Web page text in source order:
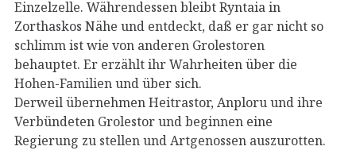
Einzelzelle. Währendessen bleibt Ryntaia in
Zorthaskos Nähe und entdeckt, daß er gar nicht so
schlimm ist wie von anderen Grolestoren
behauptet. Er erzählt ihr Wahrheiten über die
Hohen-Familien und über sich.
Derweil übernehmen Heitrastor, Anploru und ihre
Verbündeten Grolestor und beginnen eine
Regierung zu stellen und Artgenossen auszurotten.